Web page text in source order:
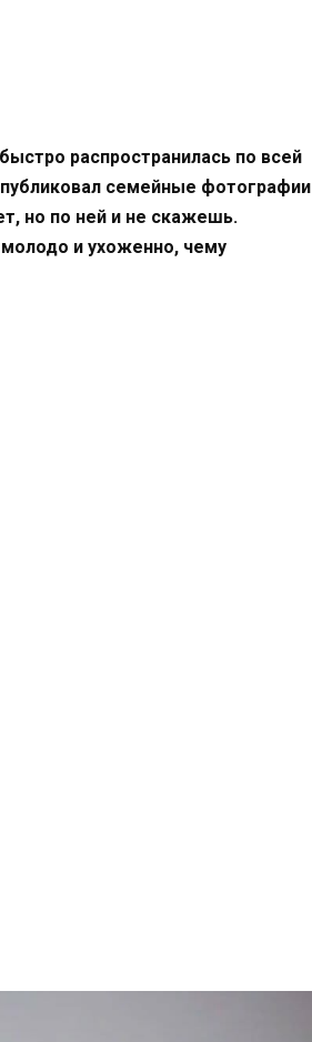
распространилась по всей
семейные фотографии
но по ней и не скажешь.
и ухоженно, чему